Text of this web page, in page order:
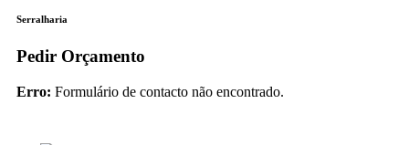
Serralharia
Pedir Orçamento
Erro: Formulário de contacto não encontrado.